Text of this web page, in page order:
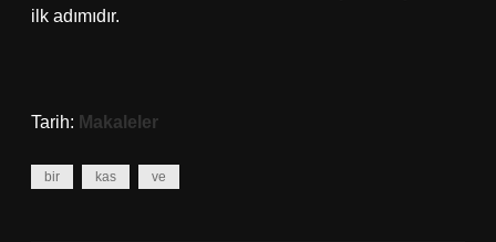
ilk adımıdır.
Tarih: Makaleler
bir kas ve